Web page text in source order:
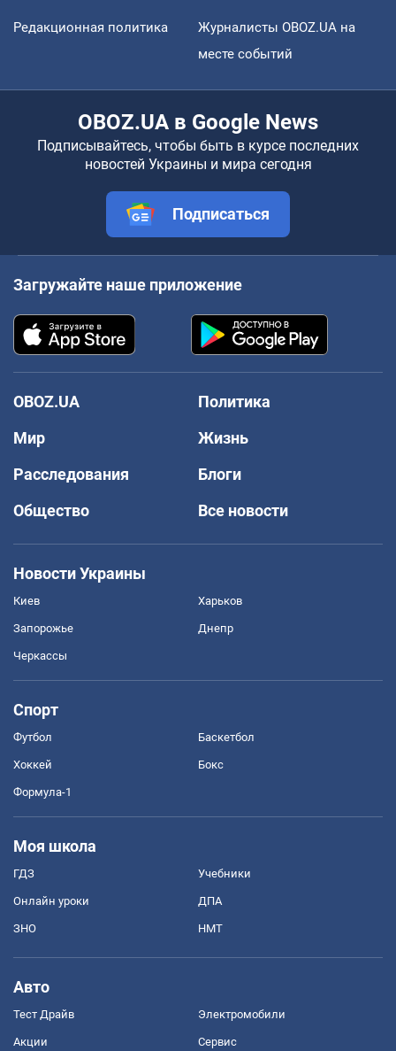
Редакционная политика
Журналисты OBOZ.UA на
месте событий
OBOZ.UA в Google News
Подписывайтесь, чтобы быть в курсе последних
новостей Украины и мира сегодня
Подписаться
Загружайте наше приложение
OBOZ.UA
Политика
Мир
Жизнь
Расследования
Блоги
Общество
Все новости
Новости Украины
Киев Харьков
Запорожье Днепр
Черкассы
Спорт
Футбол Баскетбол
Хоккей Бокс
Формула-1
Моя школа
ГДЗ Учебники
Онлайн уроки ДПА
ЗНО НМТ
Авто
Тест Драйв Электромобили
Акции Сервис